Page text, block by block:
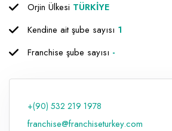
Mobilya Dekorasyon
Proje - İnşaat ve Tesisat
Raf ve Depo Sistemleri
Seyahat - Rent A Car
Orjin Ülkesi TÜRKİYE
Kendine ait şube sayısı 1
Franchise şube sayısı -
+(90) 532 219 1978
franchise@franchiseturkey.com